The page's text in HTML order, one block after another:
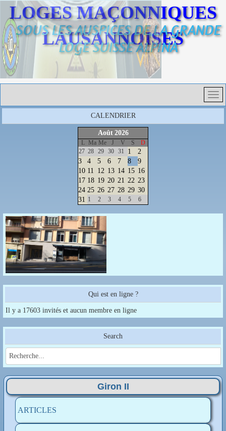
LOGES MAÇONNIQUES
LAUSANNOISES
SOUS LES AUSPICES DE LA GRANDE
LOGE SUISSE ALPINA
CALENDRIER
Août 2026
L Ma Me J V S
D
27 28 29 30 31 1
2
3
4 5 6 7 8
9
10 11 12 13 14 15 16
17 18 19 20 21 22 23
24 25 26 27 28 29 30
31 1 2 3 4 5 6
Qui est en ligne ?
Il y a 17603 invités et aucun membre en ligne
Search
Giron II
ARTICLES